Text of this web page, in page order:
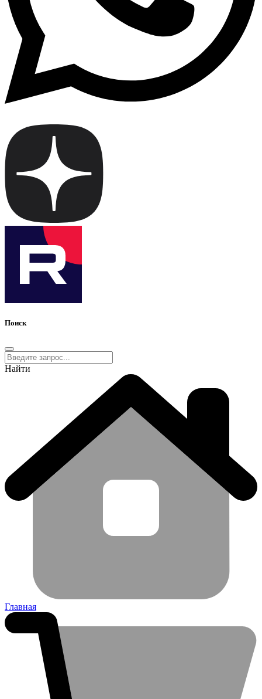
Поиск
Найти
Главная